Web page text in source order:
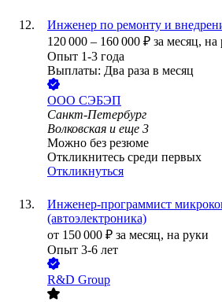
Инженер по ремонту и
120 000 – 160 000 ₽ за месяц, на
Опыт 1-3 года
Выплаты: Два раза в месяц
ООО СЭБЭП
Санкт-Петербург
Волковская и еще 3
Можно без резюме
Откликнитесь среди первых
Откликнуться
Инженер-программист
(автоэлектроника)
от 150 000 ₽ за месяц, на руки
Опыт 3-6 лет
R&D Group